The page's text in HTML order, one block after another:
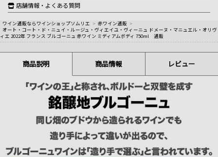
店舗情報・よくある質問
ワイン通販ならワインショップソムリエ > 赤ワイン通販 >
オート・コート・ド・ニュイ・ルージュ・ヴィエイユ・ヴィーニュ ドメーヌ・マニュエル・オリヴ
ィエ 2022年 フランス ブルゴーニュ 赤ワイン ミディアムボディ 750ml 通販
商品説明 商品情報 レビュー